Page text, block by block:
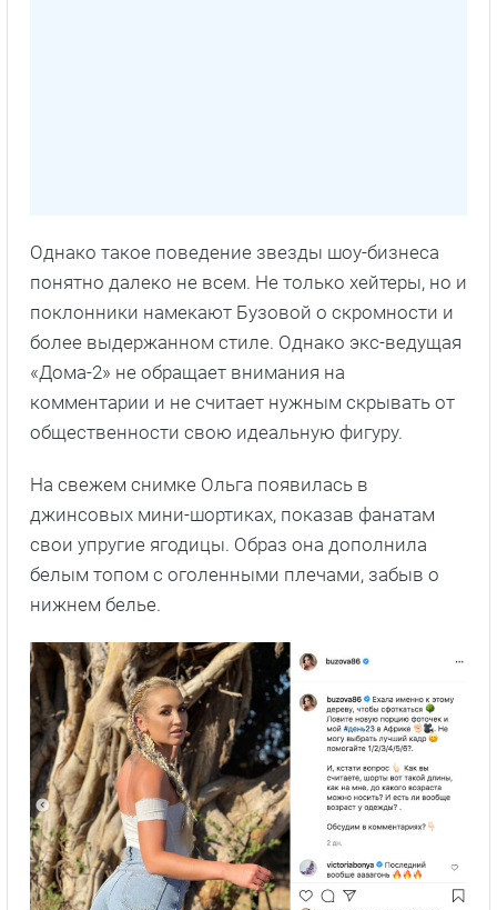
Однако такое поведение звезды шоу-бизнеса
понятно далеко не всем. Не только хейтеры, но и
поклонники намекают Бузовой о скромности и
более выдержанном стиле. Однако экс-ведущая
«Дома-2» не обращает внимания на
комментарии и не считает нужным скрывать от
общественности свою идеальную фигуру.
На свежем снимке Ольга появилась в
джинсовых мини-шортиках, показав фанатам
свои упругие ягодицы. Образ она дополнила
белым топом с оголенными плечами, забыв о
нижнем белье.